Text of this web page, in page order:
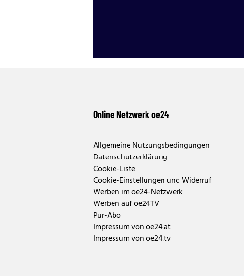
Online Netzwerk oe24
Allgemeine Nutzungsbedingungen
Datenschutzerklärung
Cookie-Liste
Cookie-Einstellungen und Widerruf
Werben im oe24-Netzwerk
Werben auf oe24TV
Pur-Abo
Impressum von oe24.at
Impressum von oe24.tv